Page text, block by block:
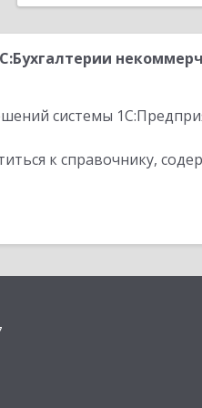
системы
к справочнику,